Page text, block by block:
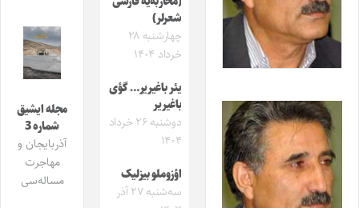
شعرلر)
چهارشنبه ۲۸
خرداد ۱۴۰۴
یئر باغیریر… گؤی
باغیریر
دوشنبه ۲۶ خرداد
۱۴۰۴
اؤزوملو بیزلیک
سه‌شنبه ۲۷ آذر
مجله ایشیق
شماره 3
آذربایجان و
مهاجرت
مساله‌سی